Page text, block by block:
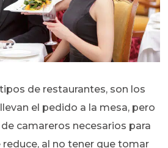
de restaurantes, son los
el pedido a la mesa, pero
camareros necesarios para
al no tener que tomar